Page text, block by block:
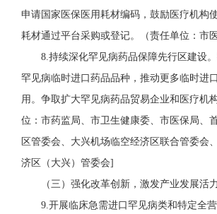
申请国家医保医用耗材编码，鼓励医疗机构
耗材通过平台采购或登记。
（责任单位：市
8.持续深化罕见病药品保障先行区建设
罕见病临时进口药品品种 ， 推动更多临时进
用。争取扩大罕见病药品贸易企业和医疗机
位：市药监局、市卫生健康委、市医保局、
区管委会、大兴机场临空经济区联合管委会
济区（大兴）管委会]
（三 ） 强化改革创新 ， 激发产业发展活力
9.开展临床急需进口罕见病类和特定全